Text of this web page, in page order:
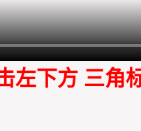
左下方 三角